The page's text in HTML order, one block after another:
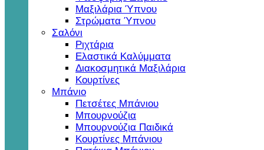
Μαξιλάρια Ύπνου
Στρώματα Ύπνου
Σαλόνι
Ριχτάρια
Ελαστικά Καλύμματα
Διακοσμητικά Μαξιλάρια
Κουρτίνες
Μπάνιο
Πετσέτες Μπάνιου
Μπουρνούζια
Μπουρνούζια Παιδικά
Κουρτίνες Μπάνιου